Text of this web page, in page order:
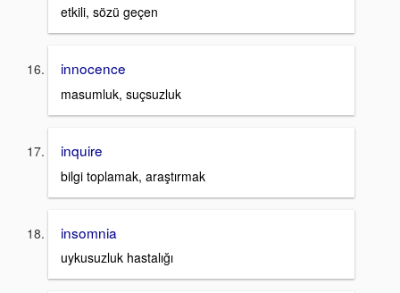
etkili, sözü geçen
innocence
masumluk, suçsuzluk
inquire
bilgi toplamak, araştırmak
insomnia
uykusuzluk hastalığı